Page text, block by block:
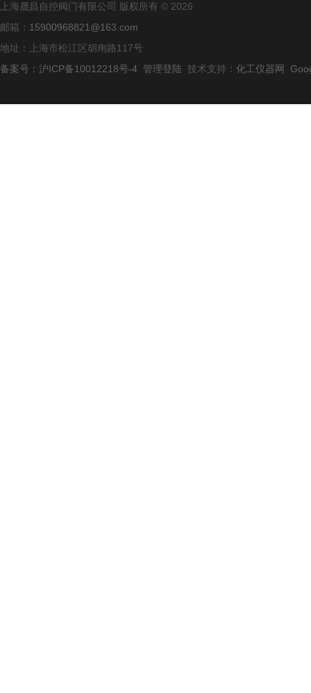
上海晟昌自控阀门有限公司 版权所有 © 2026
邮箱： 15900968821@163.com
地址：上海市松江区胡甪路117号
备案号：沪ICP备10012218号-4 管理登陆 技术支持： 化工仪器网